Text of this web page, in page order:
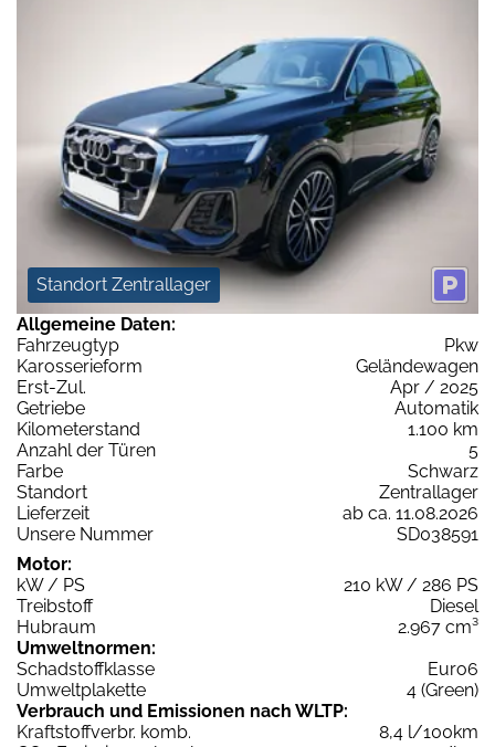
Standort Zentrallager
Allgemeine Daten:
Fahrzeugtyp
Pkw
Karosserieform
Geländewagen
Erst-Zul.
Apr / 2025
Getriebe
Automatik
Kilometerstand
1.100 km
Anzahl der Türen
5
Farbe
Schwarz
Standort
Zentrallager
Lieferzeit
ab ca. 11.08.2026
Unsere Nummer
SD038591
Motor:
kW / PS
210 kW / 286 PS
Treibstoff
Diesel
Hubraum
2.967 cm³
Umweltnormen:
Schadstoffklasse
Euro6
Umweltplakette
4 (Green)
Verbrauch und Emissionen nach WLTP:
Kraftstoffverbr. komb.
8,4 l/100km